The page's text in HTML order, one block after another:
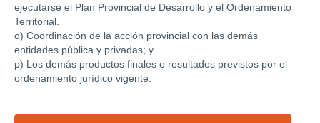
ejecutarse el Plan Provincial de Desarrollo y el Ordenamiento
Territorial.
o) Coordinación de la acción provincial con las demás
entidades pública y privadas; y
p) Los demás productos finales o resultados previstos por el
ordenamiento jurídico vigente.